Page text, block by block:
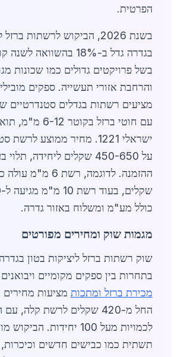
הפרטית.
בשנת 2026, הביקוש לרשתות
בגדרה גדל ב-18%
בשל פרויקטים גדולים כמו שכונות
והרחבת אזורי תעשייה. ספקים
עם חוטי ברזל
ישראלי 1221. מחיר ממוצע
על 450-650 שקלים ליחידה,
כולל מע"מ ומשלוח באזור גדרה.
מגמות שוק ומחירים מפורטים
שוק רשתות ברזל ליציקות בטון
בתחרות בין ספקים מקומיים
מכירת ברזל ומתכות מציעות מחירים
החל מ-420 שקלים לרשת קלה,
לכמויות מעל 100 יחידות.
תשתית כמו כבישים חדשים